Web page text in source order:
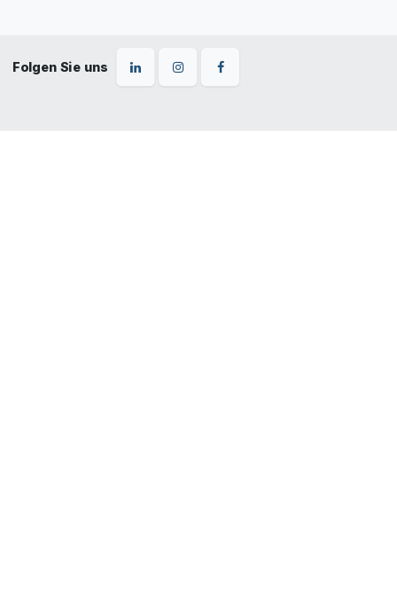
Folgen Sie uns